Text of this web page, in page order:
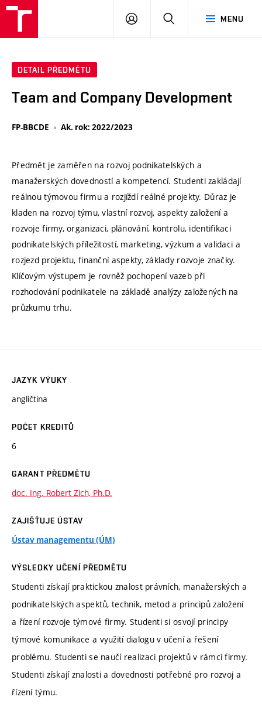
MENU
PŘIHLÁSIT
DETAIL PŘEDMĚTU
Team and Company Development
FP-BBCDE Ak. rok: 2022/2023
Předmět je zaměřen na rozvoj podnikatelských a
manažerských dovedností a kompetencí. Studenti zakládají
reálnou týmovou firmu a rozjíždí reálné projekty. Důraz je
kladen na rozvoj týmu, vlastní rozvoj, aspekty založení a
rozvoje firmy, organizaci, plánování, kontrolu, identifikaci
podnikatelských příležitostí, marketing, výzkum a validaci a
rozjezd projektu, finanční aspekty, základy rozvoje značky.
Klíčovým výstupem je rovněž pochopení vazeb při
rozhodování podnikatele na základě analýzy založených na
průzkumu trhu.
JAZYK VÝUKY
angličtina
POČET KREDITŮ
6
GARANT PŘEDMĚTU
doc. Ing. Robert Zich, Ph.D.
ZAJIŠŤUJE ÚSTAV
Ústav managementu (ÚM)
VÝSLEDKY UČENÍ PŘEDMĚTU
Studenti získají praktickou znalost právních, manažerských a
podnikatelských aspektů, technik, metod a principů založení
a řízení rozvoje týmové firmy. Studenti si osvojí principy
týmové komunikace a využití dialogu v učení a řešení
problému. Studenti se naučí realizaci projektů v rámci firmy.
Studenti získají znalosti a dovednosti potřebné pro rozvoj a
řízení týmu.